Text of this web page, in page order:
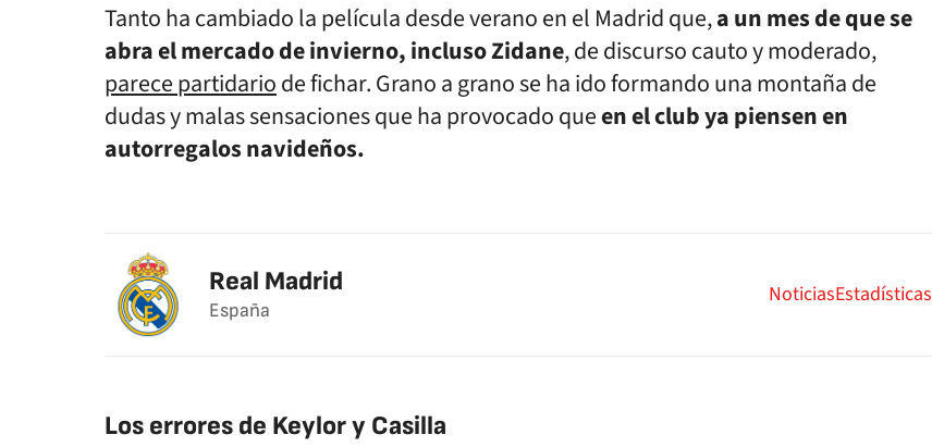
Tanto ha cambiado la película desde verano en el Madrid que,a un mes de que se
abra el mercado de invierno, incluso Zidane, de discurso cauto y moderado,
parece partidariode fichar.Grano a grano se ha ido formando una montaña de
dudas y malas sensaciones que ha provocado queen el club ya piensen en
autorregalos navideños.
Real Madrid
España
NoticiasEstadísticas
Los errores de Keylor y Casilla